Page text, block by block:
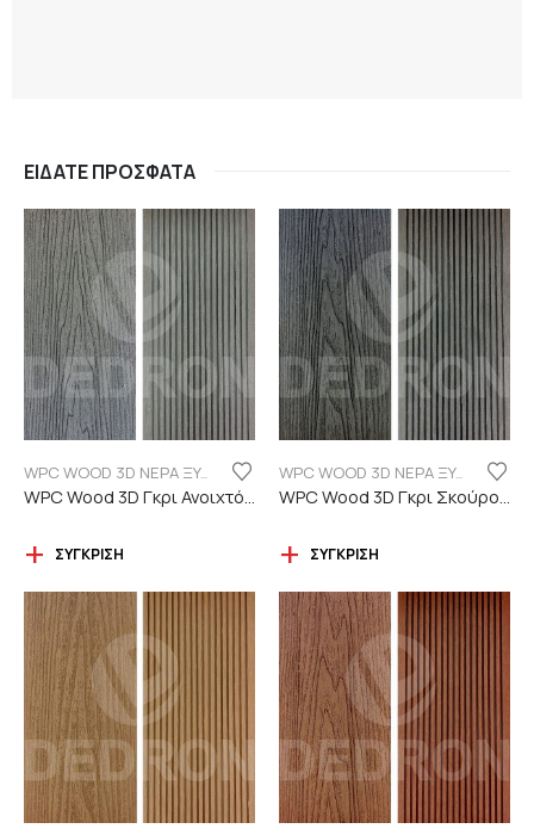
ΕΊΔΑΤΕ ΠΡΌΣΦΑΤΑ
WPC WOOD 3D ΝΕΡΑ ΞΥΛΟΥ
ΣΎΓΚΡΙΣΗ
WPC WOOD 3D ΝΕΡΑ ΞΥΛΟΥ
ΣΎΓΚΡΙΣΗ